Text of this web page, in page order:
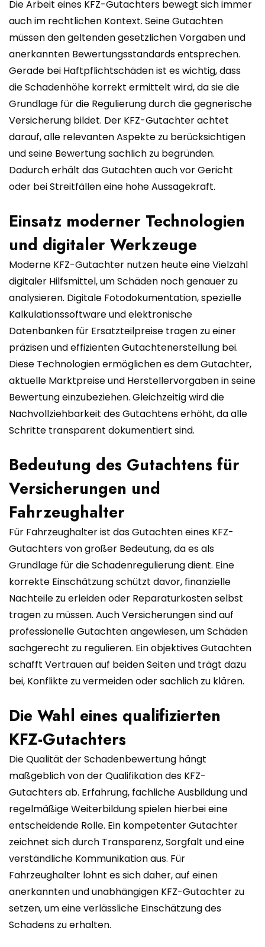
Die Arbeit eines KFZ-Gutachters bewegt sich immer
auch im rechtlichen Kontext. Seine Gutachten
müssen den geltenden gesetzlichen Vorgaben und
anerkannten Bewertungsstandards entsprechen.
Gerade bei Haftpflichtschäden ist es wichtig, dass
die Schadenhöhe korrekt ermittelt wird, da sie die
Grundlage für die Regulierung durch die gegnerische
Versicherung bildet. Der KFZ-Gutachter achtet
darauf, alle relevanten Aspekte zu berücksichtigen
und seine Bewertung sachlich zu begründen.
Dadurch erhält das Gutachten auch vor Gericht
oder bei Streitfällen eine hohe Aussagekraft.
Einsatz moderner Technologien
und digitaler Werkzeuge
Moderne KFZ-Gutachter nutzen heute eine Vielzahl
digitaler Hilfsmittel, um Schäden noch genauer zu
analysieren. Digitale Fotodokumentation, spezielle
Kalkulationssoftware und elektronische
Datenbanken für Ersatzteilpreise tragen zu einer
präzisen und effizienten Gutachtenerstellung bei.
Diese Technologien ermöglichen es dem Gutachter,
aktuelle Marktpreise und Herstellervorgaben in seine
Bewertung einzubeziehen. Gleichzeitig wird die
Nachvollziehbarkeit des Gutachtens erhöht, da alle
Schritte transparent dokumentiert sind.
Bedeutung des Gutachtens für
Versicherungen und
Fahrzeughalter
Für Fahrzeughalter ist das Gutachten eines KFZ-
Gutachters von großer Bedeutung, da es als
Grundlage für die Schadenregulierung dient. Eine
korrekte Einschätzung schützt davor, finanzielle
Nachteile zu erleiden oder Reparaturkosten selbst
tragen zu müssen. Auch Versicherungen sind auf
professionelle Gutachten angewiesen, um Schäden
sachgerecht zu regulieren. Ein objektives Gutachten
schafft Vertrauen auf beiden Seiten und trägt dazu
bei, Konflikte zu vermeiden oder sachlich zu klären.
Die Wahl eines qualifizierten
KFZ-Gutachters
Die Qualität der Schadenbewertung hängt
maßgeblich von der Qualifikation des KFZ-
Gutachters ab. Erfahrung, fachliche Ausbildung und
regelmäßige Weiterbildung spielen hierbei eine
entscheidende Rolle. Ein kompetenter Gutachter
zeichnet sich durch Transparenz, Sorgfalt und eine
verständliche Kommunikation aus. Für
Fahrzeughalter lohnt es sich daher, auf einen
anerkannten und unabhängigen KFZ-Gutachter zu
setzen, um eine verlässliche Einschätzung des
Schadens zu erhalten.